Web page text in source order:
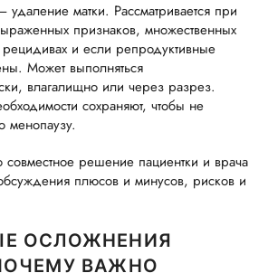
удаление матки. Рассматривается при
признаков, множественных
и если репродуктивные
Может выполняться
влагалищно или через разрез.
сохраняют, чтобы не
менопаузу.
решение пациентки и врача
плюсов и минусов, рисков и
ОСЛОЖНЕНИЯ
ВАЖНО